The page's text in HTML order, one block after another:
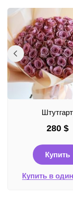
Штутгарт
280 $
Купить
Купить в